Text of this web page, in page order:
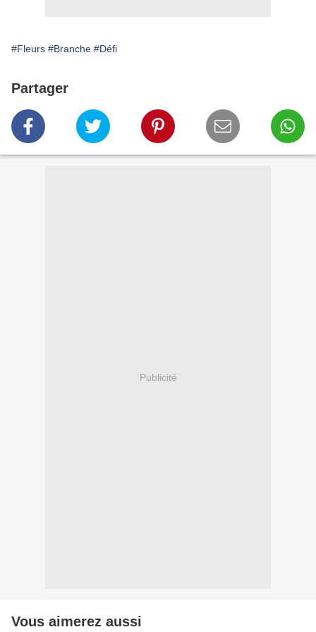
#Fleurs #Branche #Défi
Partager
Publicité
Vous aimerez aussi